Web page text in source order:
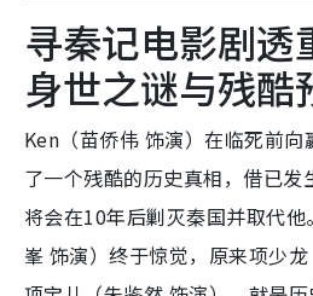
寻秦记电影剧透
身世之谜与残酷
Ken（苗侨伟 饰演）在临死前向
了一个残酷的历史真相，借已
将会在10年后剿灭秦国并取代
峯 饰演）终于惊觉，原来项少